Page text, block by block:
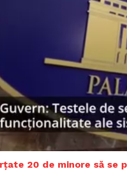
Un proiect
FREEDOM
ROMÂNIA
20 de minore să se